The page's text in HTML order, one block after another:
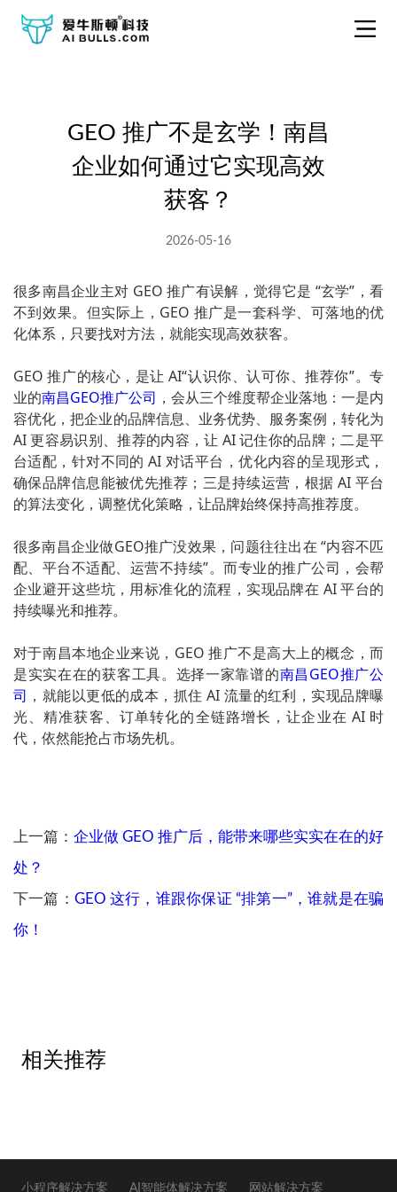
GEO 推广不是玄学！南昌
企业如何通过它实现高效
获客？
2026-05-16
很多南昌企业主对 GEO 推广有误解，觉得它是 “玄学”，看
不到效果。但实际上，GEO 推广是一套科学、可落地的优
化体系，只要找对方法，就能实现高效获客。
GEO 推广的核心，是让 AI“认识你、认可你、推荐你”。专
业的南昌GEO推广公司 ，会从三个维度帮企业落地：一是内
容优化，把企业的品牌信息、业务优势、服务案例，转化为
AI 更容易识别、推荐的内容，让 AI 记住你的品牌；二是平
台适配，针对不同的 AI 对话平台，优化内容的呈现形式，
确保品牌信息能被优先推荐；三是持续运营，根据 AI 平台
的算法变化，调整优化策略，让品牌始终保持高推荐度。
很多南昌企业做GEO推广没效果，问题往往出在 “内容不匹
配、平台不适配、运营不持续”。而专业的推广公司，会帮
企业避开这些坑，用标准化的流程，实现品牌在 AI 平台的
持续曝光和推荐。
对于南昌本地企业来说，GEO 推广不是高大上的概念，而
是实实在在的获客工具。选择一家靠谱的南昌GEO推广公
司 ，就能以更低的成本，抓住 AI 流量的红利，实现品牌曝
光、精准获客、订单转化的全链路增长，让企业在 AI 时
代，依然能抢占市场先机。
上一篇： 企业做 GEO 推广后，能带来哪些实实在在的好
处？
下一篇： GEO 这行，谁跟你保证 “排第一”，谁就是在骗
你！
相关推荐
小程序解决方案 AI智能体解决方案 网站解决方案